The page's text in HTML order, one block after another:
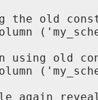
the old
using old
again